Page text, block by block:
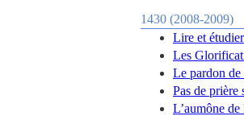
1430 (2008-2009)
Lire et
Les
Le pardon de
Pas de prière
L’aumône